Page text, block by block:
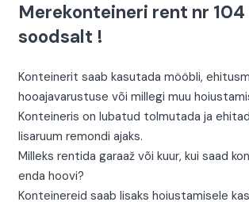
Merekonteineri rent nr
soodsalt !
Konteinerit saab kasutada mööbli,
hooajavarustuse või millegi muu
Konteineris on lubatud tolmutada ja
lisaruum remondi ajaks.
Milleks rentida garaaž või kuur, kui saad
enda hoovi?
Konteinereid saab lisaks hoiustamisele